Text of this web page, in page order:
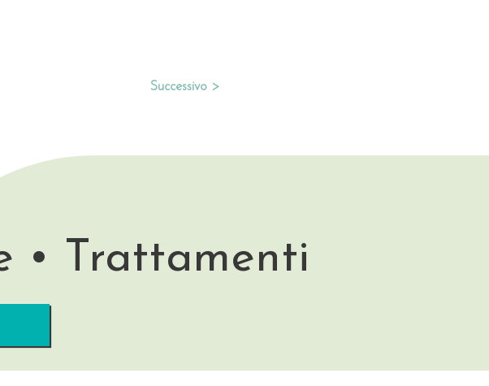
Successivo >
• Trattamenti